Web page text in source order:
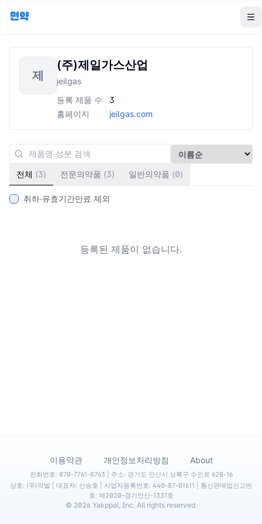
먼약
제
(주)제일가스산업
jeilgas
등록 제품 수
3
홈페이지
jeilgas.com
전체 (3) 전문의약품 (3) 일반의약품 (0)
취하·유효기간만료 제외
등록된 제품이 없습니다.
이용약관 개인정보처리방침 About
전화번호: 070-7761-8763 | 주소: 경기도 안산시 상록구 수인로 628-16
상호: (주)약발 | 대표자: 신승호 | 사업자등록번호: 440-87-01611 | 통신판매업신고번
호: 제2020-경기안산-1331호
© 2026 Yakppal, Inc. All rights reserved.